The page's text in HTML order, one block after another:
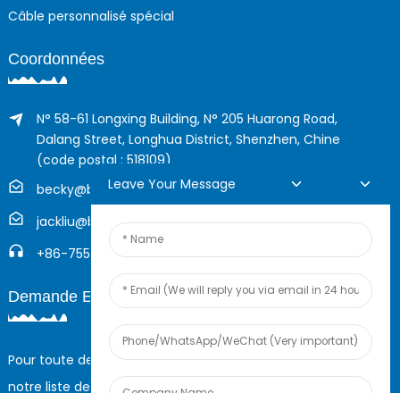
Câble personnalisé spécial
Coordonnées
N° 58-61 Longxing Building, N° 205 Huarong Road,
Dalang Street, Longhua District, Shenzhen, Chine
(code postal : 518109)
becky@boyingcable.com
jackliu@boyingcable.com
+86-755-21014277
Demande En Ligne
Pour toute demande de renseignements sur nos produits ou
notre liste de prix, veuillez nous laisser votre e-mail et nous
Leave Your Message